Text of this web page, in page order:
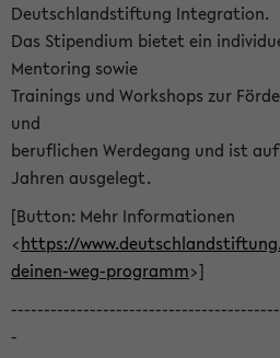
Deutschlandstiftung Integration.
Das Stipendium bietet ein
Mentoring sowie
Trainings und Workshops zur
und
beruflichen Werdegang und ist
Jahren ausgelegt.
[Button: Mehr Informationen
<https://
deinen-weg-programm>]
-